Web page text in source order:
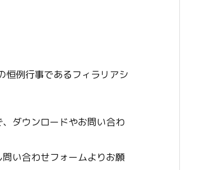
例行事であるフィラリアシ
ダウンロードやお問い合わ
い合わせフォームよりお願